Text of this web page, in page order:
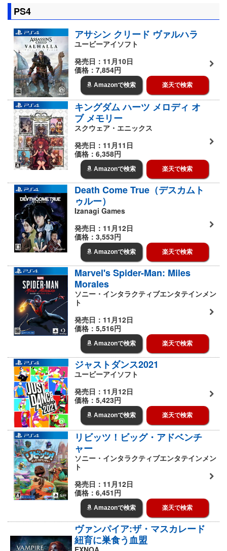
PS4
アサシン クリード ヴァルハラ
ユービーアイソフト
発売日：11月10日
価格：7,854円
Amazonで検索 楽天で検索
キングダム ハーツ メロディ オ
ブ メモリー
スクウェア・エニックス
発売日：11月11日
価格：6,358円
Amazonで検索 楽天で検索
Death Come True（デスカムト
ゥルー）
Izanagi Games
発売日：11月12日
価格：3,553円
Amazonで検索 楽天で検索
Marvel's Spider-Man: Miles
Morales
ソニー・インタラクティブエンタテインメン
ト
発売日：11月12日
価格：5,516円
Amazonで検索 楽天で検索
ジャストダンス2021
ユービーアイソフト
発売日：11月12日
価格：5,423円
Amazonで検索 楽天で検索
リビッツ！ビッグ・アドベンチ
ャー
ソニー・インタラクティブエンタテインメン
ト
発売日：11月12日
価格：6,451円
Amazonで検索 楽天で検索
ヴァンパイア:ザ・マスカレード
紐育に巣食う血盟